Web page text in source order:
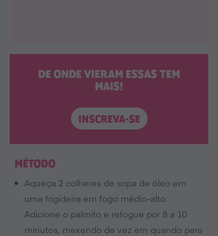
DE ONDE VIERAM ESSAS TEM
MAIS!
INSCREVA-SE
MÉTODO
Aqueça 2 colheres de sopa de óleo em
uma frigideira em fogo médio-alto.
Adicione o palmito e refogue por 8 a 10
minutos, mexendo de vez em quando para